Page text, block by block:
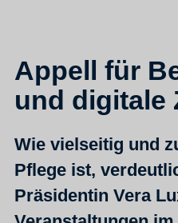
Appell für
und digitale
Wie vielseitig und
Pflege ist,
Präsidentin Vera